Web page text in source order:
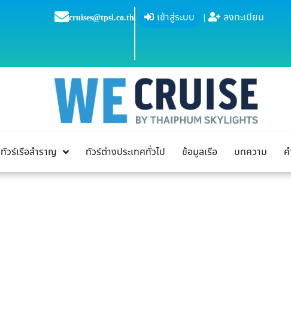
cruises@tpsl.co.th เข้าสู่ระบบ | ลงทะเบียน
ทัวร์เรือสำราญ ทัวร์ต่างประเทศทั่วไป ข้อมูลเรือ บทความ